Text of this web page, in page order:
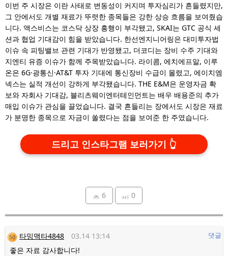
이번 주 시장은 이란 사태로 변동성이 커지며 투자심리가 흔들렸지만,
그 안에서도 개별 재료가 뚜렷한 종목들은 강한 상승 흐름을 보여줬습
니다. 액스비스는 코스닥 상장 흥행이 부각됐고, SKAI는 GTC 공식 세
션과 협업 기대감이 힘을 받았습니다. 한선엔지니어링은 대미투자법
이슈 속 피팅밸브 관련 기대가 반영됐고, 더코디는 장비 수주 기대와
지엔티 유증 이슈가 함께 주목받았습니다. 라이콤, 에치에프알, 이루
온은 6G·광통신·AT&T 투자 기대에 통신장비 수급이 몰렸고, 에이치엠
넥스는 실적 개선이 강하게 부각됐습니다. THE E&M은 운영자금 확
보와 자회사 기대감, 블리츠웨이엔터테인먼트는 배우 배용준의 추가
매입 이슈가 관심을 끌었습니다. 결국 흔들리는 장에서도 시장은 재료
가 분명한 종목으로 자금이 쏠렸다는 점을 보여준 한 주였습니다.
드리고 인스타그램 보러가기
6 0
50 타밍맥타4848 03.14 13:14 댓글
좋은 자료 감사합니다!